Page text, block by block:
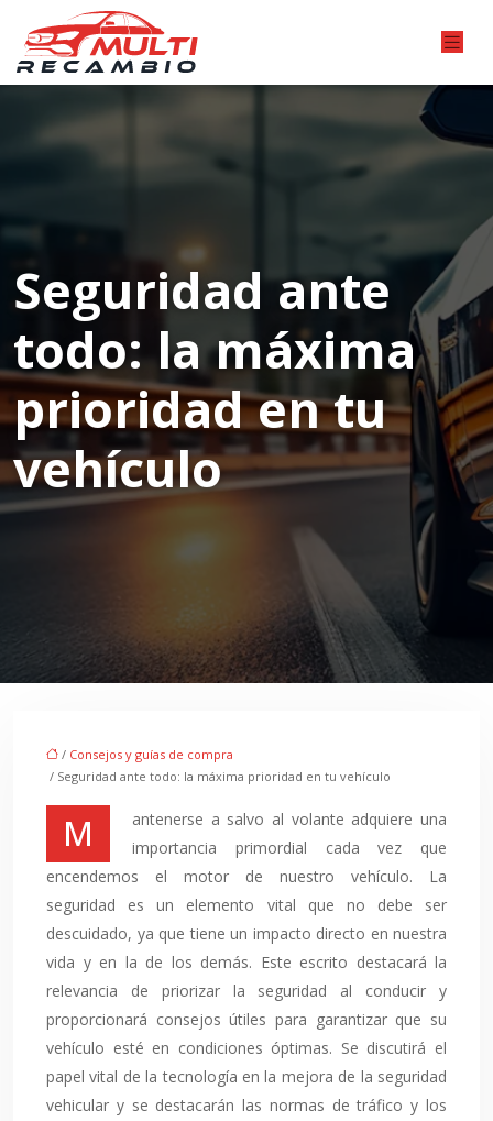
Seguridad ante
todo: la máxima
prioridad en tu
vehículo
/ Consejos y guías de compra
/ Seguridad ante todo: la máxima prioridad en tu vehículo
Mantenerse a salvo al volante adquiere una
importancia primordial cada vez que
encendemos el motor de nuestro vehículo. La
seguridad es un elemento vital que no debe ser
descuidado, ya que tiene un impacto directo en nuestra
vida y en la de los demás. Este escrito destacará la
relevancia de priorizar la seguridad al conducir y
proporcionará consejos útiles para garantizar que su
vehículo esté en condiciones óptimas. Se discutirá el
papel vital de la tecnología en la mejora de la seguridad
vehicular y se destacarán las normas de tráfico y los